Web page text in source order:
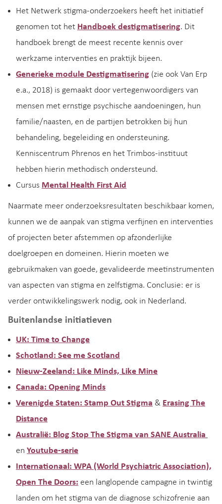
Het Netwerk stigma-onderzoekers heeft het initiatief
genomen tot het Handboek destigmatisering. Dit
handboek brengt de meest recente kennis over
werkzame interventies en praktijk bijeen.
Generieke module Destigmatisering (zie ook Van Erp
e.a., 2018) is gemaakt door vertegenwoordigers van
mensen met ernstige psychische aandoeningen, hun
familie/naasten, en de partijen betrokken bij hun
behandeling, begeleiding en ondersteuning.
Kenniscentrum Phrenos en het Trimbos-instituut
hebben hierin methodisch ondersteund.
Cursus Mental Health First Aid
Naarmate meer onderzoeksresultaten beschikbaar komen,
kunnen we de aanpak van stigma verfijnen en interventies
of projecten beter afstemmen op afzonderlijke
doelgroepen en domeinen. Hierin moeten we
gebruikmaken van goede, gevalideerde meetinstrumenten
van aspecten van stigma en zelfstigma. Conclusie: er is
verder ontwikkelingswerk nodig, ook in Nederland.
Buitenlandse initiatieven
UK: Time to Change
Schotland: See me Scotland
Nieuw-Zeeland: Like Minds, Like Mine
Canada: Opening Minds
Verenigde Staten: Stamp Out Stigma & Erasing The
Distance
Australië: Blog Stop The Stigma van SANE Australia
en Youtube-serie
Internationaal: WPA (World Psychiatric Association),
Open The Doors: een langlopende campagne in twintig
landen om het stigma van de diagnose schizofrenie aan